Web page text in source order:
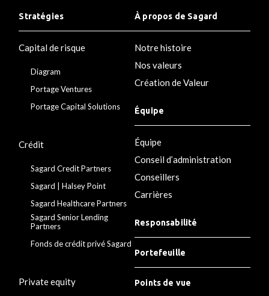
Stratégies
Capital de risque
Diagram
Portage Ventures
Portage Capital Solutions
Crédit
Sagard Credit Partners
Sagard | Halsey Point
Sagard Healthcare Partners
Sagard Senior Lending
Partners
Fonds de crédit privé Sagard
Private equity
À propos de Sagard
Notre histoire
Nos valeurs
Création de Valeur
Équipe
Équipe
Conseil d’administration
Conseillers
Carrières
Responsabilité
Portefeuille
Points de vue